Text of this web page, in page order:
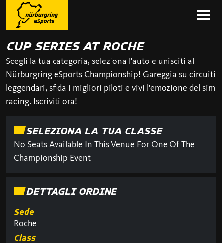
CUP SERIES AT ROCHE
Scegli la tua categoria, seleziona l'auto e unisciti al
Nürburgring eSports Championship! Gareggia su circuiti
leggendari, sfida i migliori piloti e vivi l'emozione del sim
racing. Iscriviti ora!
SELEZIONA LA TUA CLASSE
No Seats Available In This Venue For One Of The
Championship Event
DETTAGLI ORDINE
Sede
Roche
Class